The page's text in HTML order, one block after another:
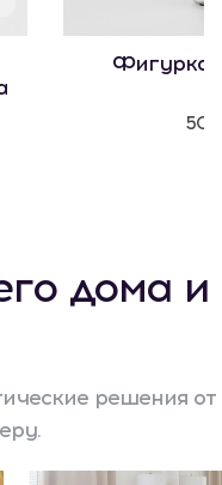
Фигурка
500
дома и
решения от